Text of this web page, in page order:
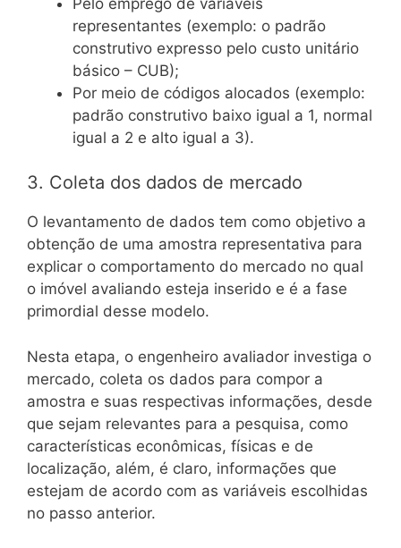
representantes (exemplo: o padrão
construtivo expresso pelo custo unitário
básico – CUB);
Por meio de códigos alocados (exemplo:
padrão construtivo baixo igual a 1, normal
igual a 2 e alto igual a 3).
3. Coleta dos dados de mercado
O levantamento de dados tem como objetivo a
obtenção de uma amostra representativa para
explicar o comportamento do mercado no qual
o imóvel avaliando esteja inserido e é a fase
primordial desse modelo.
Nesta etapa, o engenheiro avaliador investiga o
mercado, coleta os dados para compor a
amostra e suas respectivas informações, desde
que sejam relevantes para a pesquisa, como
características econômicas, físicas e de
localização, além, é claro, informações que
estejam de acordo com as variáveis escolhidas
no passo anterior.